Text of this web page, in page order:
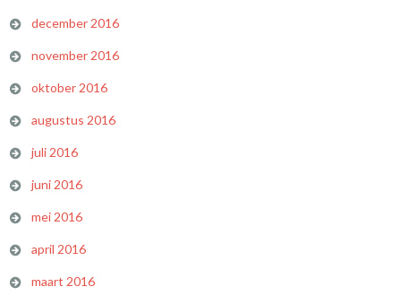
december 2016
november 2016
oktober 2016
augustus 2016
juli 2016
juni 2016
mei 2016
april 2016
maart 2016